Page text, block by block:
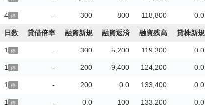
4 停 - 300 800 118,800 0.0
日数 貸借倍率 融資新規 融資返済 融資残高 貸株新規
1 停 - 300 5,200 119,300 0.0
1 停 - 200 9,400 124,200 0.0
1 停 - 200 0.0 133,400 0.0
1 停 - 0.0 100 133,200 0.0